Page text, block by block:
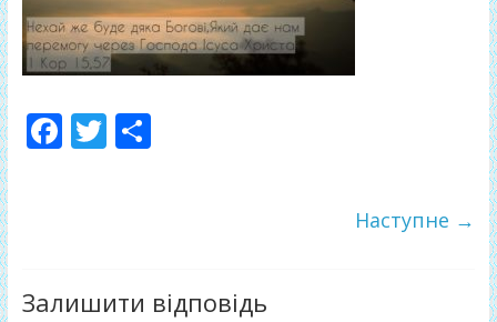
F
o
T П
т
Наступне →
Залишити відповідь